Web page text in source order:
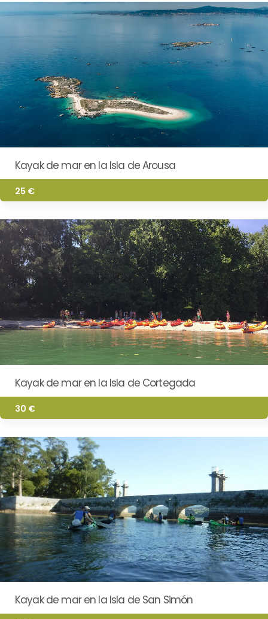
Kayak de mar en la Isla de Arousa
25 €
Kayak de mar en la Isla de Cortegada
30 €
Kayak de mar en la Isla de San Simón